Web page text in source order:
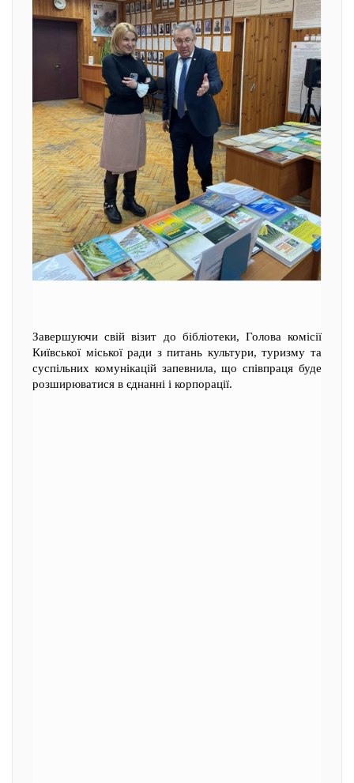
Завершуючи свій візит до бібліотеки, Голова комісії
Київської міської ради з питань культури, туризму та
суспільних комунікацій запевнила, що співпраця буде
розширюватися в єднанні і корпорації.